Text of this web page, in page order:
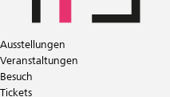
Ausstellungen
Veranstaltungen
Besuch
Tickets